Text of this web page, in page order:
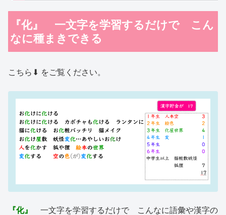
『化』 一文字を学習するだけで こん
なに種まきできる
こちら⬇︎ をご覧ください。
『化』
一文字を学習するだけで こんなに語彙や漢字の